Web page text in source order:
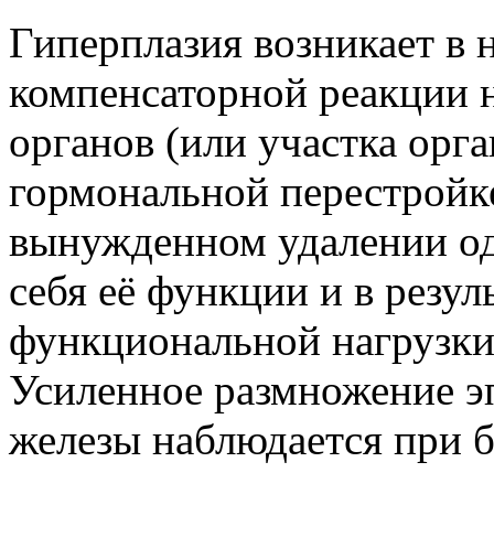
Гиперплазия возникает в
компенсаторной
органов (или участка
гормональной
вынужденном удалении
себя её функции и в
функциональной
Усиленное размножение
железы наблюдается при